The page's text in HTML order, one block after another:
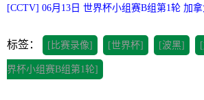
[CCTV] 06月13日 世界杯小组赛B组第1轮 加
标签： [比赛录像] [世界杯] [波黑]
界杯小组赛B组第1轮]